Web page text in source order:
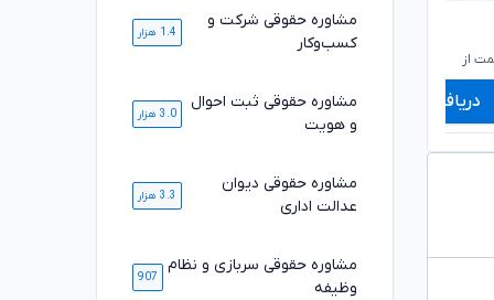
از
تومان
۵۸۹,۰۰۰ تومان
دریافت مشاوره
۶۶۰,۰۰۰
دریافت مشاوره
مشاوره حقوقی شرکت و
کسب‌وکار
1.4 هزار
مشاوره حقوقی ثبت احوال
و هویت
3.0 هزار
مشاوره حقوقی دیوان
عدالت اداری
3.3 هزار
مشاوره حقوقی سربازی و نظام
وظیفه
907